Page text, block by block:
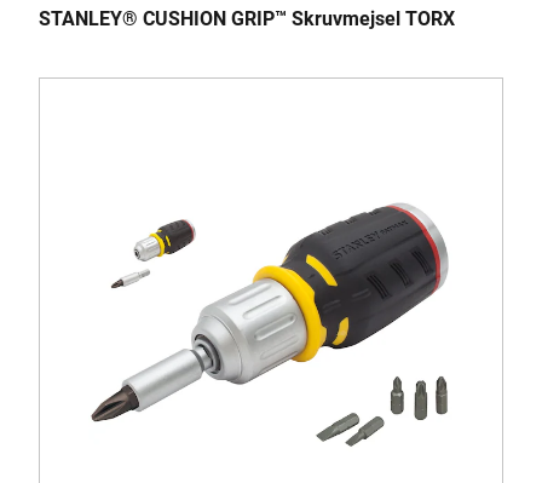
STANLEY® CUSHION GRIP™ Skruvmejsel TORX